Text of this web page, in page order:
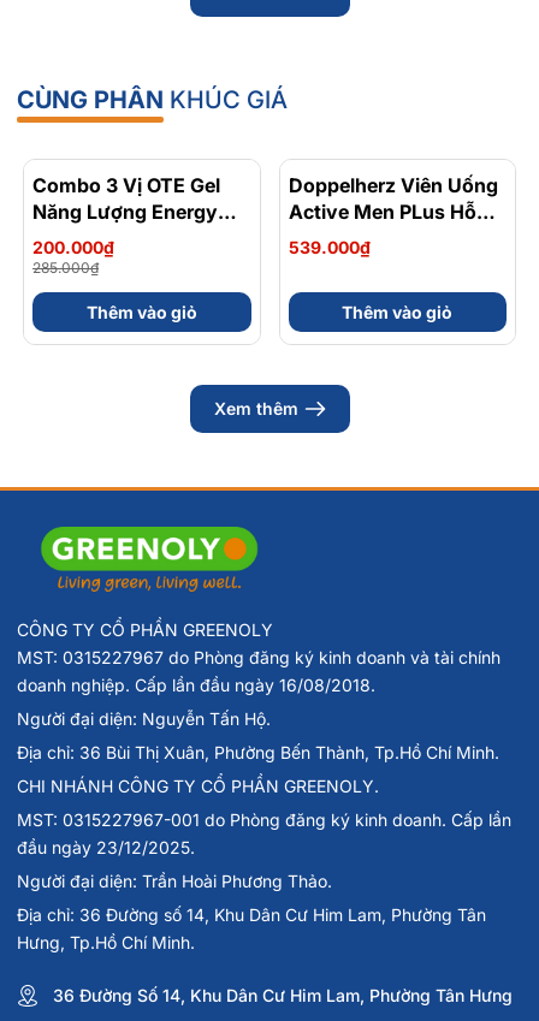
CÙNG PHÂN KHÚC GIÁ
- 30%
Combo 3 Vị OTE Gel
Năng Lượng Energy
Gel Kết Hợp
Carbohydrate Điện Giải
56gram 82kcal
200.000₫
285.000₫
Thêm vào giỏ
Doppelherz Viên Uống
Active Men PLus Hỗ
Trợ Tăng Cường Sức
Khỏe Sinh Lý Nam Hộp
30 Viên
539.000₫
Thêm vào giỏ
Xem thêm
CÔNG TY CỔ PHẦN GREENOLY
MST: 0315227967 do Phòng đăng ký kinh doanh và tài chính
doanh nghiệp. Cấp lần đầu ngày 16/08/2018.
Người đại diện: Nguyễn Tấn Hộ.
Địa chỉ: 36 Bùi Thị Xuân, Phường Bến Thành, Tp.Hồ Chí Minh.
CHI NHÁNH CÔNG TY CỔ PHẦN GREENOLY.
MST: 0315227967-001 do Phòng đăng ký kinh doanh. Cấp lần
đầu ngày 23/12/2025.
Người đại diện: Trần Hoài Phương Thảo.
Địa chỉ: 36 Đường số 14, Khu Dân Cư Him Lam, Phường Tân
Hưng, Tp.Hồ Chí Minh.
36 Đường Số 14, Khu Dân Cư Him Lam, Phường Tân Hưng